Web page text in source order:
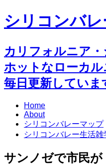
シリコンバ
カリフォルニア
ホットなローカル
毎日更新していま
Home
About
シリコンバレーマップ
シリコンバレー生活雑
サンノゼで市民